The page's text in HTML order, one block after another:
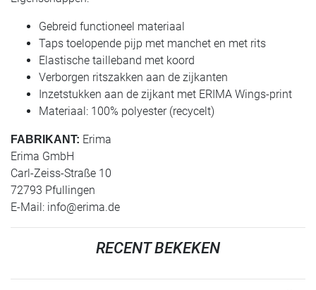
Gebreid functioneel materiaal
Taps toelopende pijp met manchet en met rits
Elastische tailleband met koord
Verborgen ritszakken aan de zijkanten
Inzetstukken aan de zijkant met ERIMA Wings-print
Materiaal: 100% polyester (recycelt)
FABRIKANT: Erima
Erima GmbH
Carl-Zeiss-Straße 10
72793 Pfullingen
E-Mail: info@erima.de
RECENT BEKEKEN